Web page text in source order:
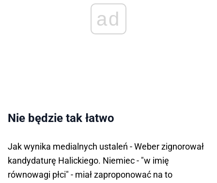
ad
Nie będzie tak łatwo
Jak wynika medialnych ustaleń - Weber zignorował
kandydaturę Halickiego. Niemiec - "w imię
równowagi płci" - miał zaproponować na to